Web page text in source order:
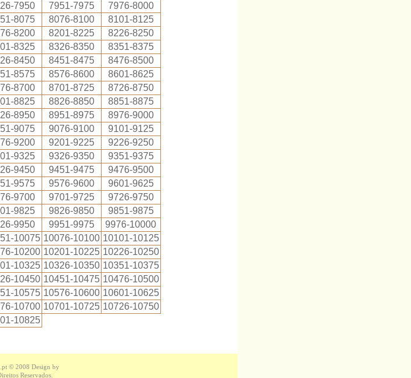
7950 7951-7975
7976-8000
8075 8076-8100
8101-8125
8200 8201-8225
8226-8250
8325 8326-8350
8351-8375
8450 8451-8475
8476-8500
8575 8576-8600
8601-8625
8700 8701-8725
8726-8750
8825 8826-8850
8851-8875
8950 8951-8975
8976-9000
9075 9076-9100
9101-9125
9200 9201-9225
9226-9250
9325 9326-9350
9351-9375
9450 9451-9475
9476-9500
9575 9576-9600
9601-9625
9700 9701-9725
9726-9750
9825 9826-9850
9851-9875
9950 9951-9975
9976-10000
10075 10076-10100 10101-10125
10200 10201-10225 10226-10250
10325 10326-10350 10351-10375
10450 10451-10475 10476-10500
10575 10576-10600 10601-10625
10700 10701-10725 10726-10750
10825
© 2008 Design by
Reservados.